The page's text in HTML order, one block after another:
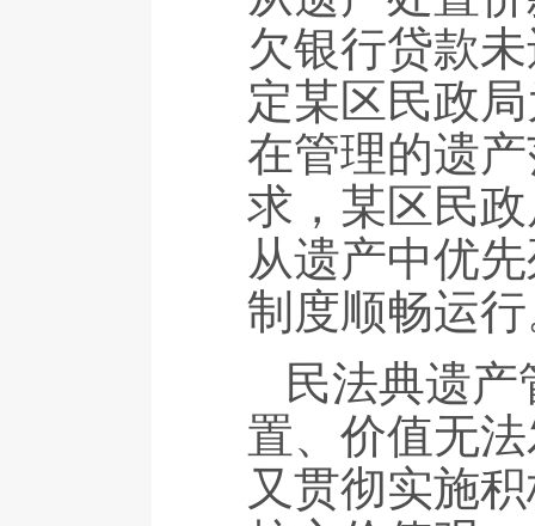
欠银行贷款
定某区民政
在管理的遗
求，某区民
从遗产中优
制度顺畅运
民法典遗
置、价值无
又贯彻实施